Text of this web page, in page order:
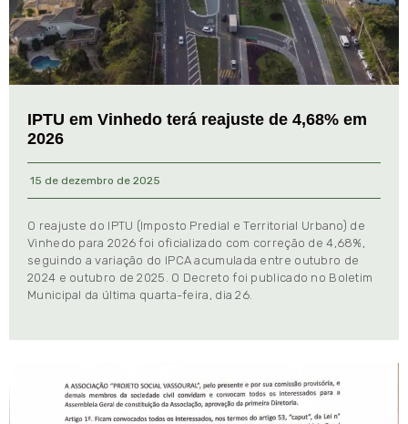
IPTU em Vinhedo terá reajuste de 4,68% em
2026
15 de dezembro de 2025
O reajuste do IPTU (Imposto Predial e Territorial Urbano) de
Vinhedo para 2026 foi oficializado com correção de 4,68%,
seguindo a variação do IPCA acumulada entre outubro de
2024 e outubro de 2025. O Decreto foi publicado no Boletim
Municipal da última quarta-feira, dia 26.